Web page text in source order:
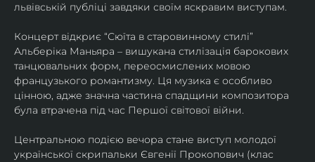
львівській публіці завдяки своїм яскравим виступам.
Концерт відкриє “Сюїта в старовинному стилі”
Альберіка Маньяра – вишукана стилізація барокових
танцювальних форм, переосмислених мовою
французького романтизму. Ця музика є особливо
цінною, адже значна частина спадщини композитора
була втрачена під час Першої світової війни.
Центральною подією вечора стане виступ молодої
української скрипальки Євгенії Прокопович (клас